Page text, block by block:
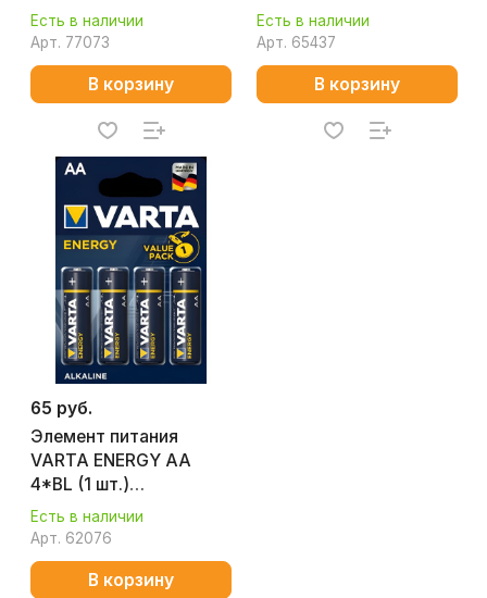
УТ000102580
Есть в наличии
Арт. 77073
В корзину
Есть в наличии
Арт. 65437
В корзину
65 руб.
Элемент питания
VARTA ENERGY AA
4*BL (1 шт.)
УТ000003090
Есть в наличии
Арт. 62076
В корзину